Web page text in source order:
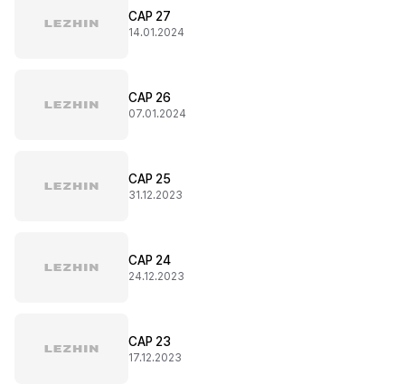
CAP 27
14.01.2024
CAP 26
07.01.2024
CAP 25
31.12.2023
CAP 24
24.12.2023
CAP 23
17.12.2023